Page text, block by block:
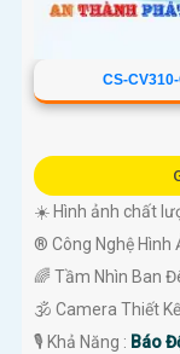
CS-
☀️ Hình ảnh chất
®️ Công Nghệ Hình
🌈 Tầm Nhìn Ban
🕉️ Camera Thiết
️🎙 Khả Năng : Báo